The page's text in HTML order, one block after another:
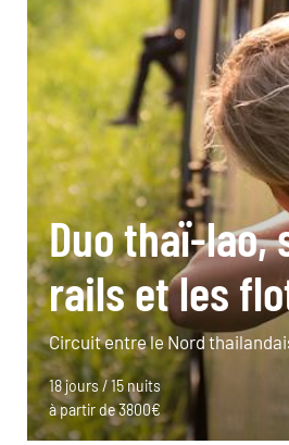
Duo thaï-lao,
rails et les
Circuit entre le Nord
18 jours / 15 nuits
à partir de 3800€